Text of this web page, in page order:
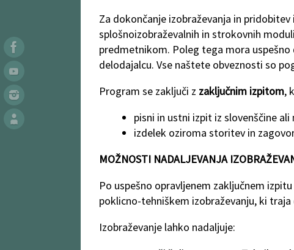
Za dokončanje izobraževanja in
splošnoizobraževalnih in strokovnih
predmetnikom. Poleg tega mora
delodajalcu. Vse naštete obveznosti so
Program se zaključi z zaključnim izpitom,
pisni in ustni izpit iz slovenščine ali
izdelek oziroma storitev in
MOŽNOSTI NADALJEVANJA
Po uspešno opravljenem zaključnem
poklicno-tehniškem izobraževanju, ki
Izobraževanje lahko nadaljuje: